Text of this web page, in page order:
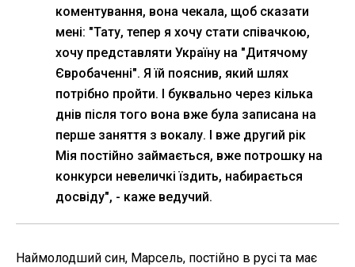
коментування, вона чекала, щоб сказати
мені: "Тату, тепер я хочу стати співачкою,
хочу представляти Україну на "Дитячому
Євробаченні". Я їй пояснив, який шлях
потрібно пройти. І буквально через кілька
днів після того вона вже була записана на
перше заняття з вокалу. І вже другий рік
Мія постійно займається, вже потрошку на
конкурси невеличкі їздить, набирається
досвіду", - каже ведучий.
Наймолодший син, Марсель, постійно в русі та має